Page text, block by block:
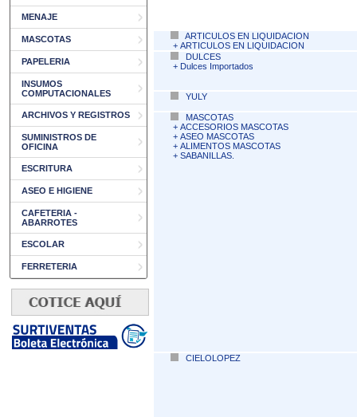
MENAJE
MASCOTAS
PAPELERIA
INSUMOS
COMPUTACIONALES
ARCHIVOS Y REGISTROS
SUMINISTROS DE
OFICINA
ESCRITURA
ASEO E HIGIENE
CAFETERIA -
ABARROTES
ESCOLAR
FERRETERIA
ARTICULOS EN LIQUIDACION
+ ARTICULOS EN LIQUIDACION
DULCES
+ Dulces Importados
YULY
MASCOTAS
+ ACCESORIOS MASCOTAS
+ ASEO MASCOTAS
+ ALIMENTOS MASCOTAS
+ SABANILLAS.
CIELOLOPEZ